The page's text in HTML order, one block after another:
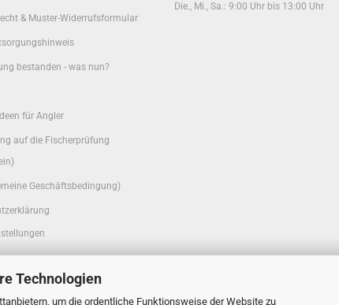
Technologien
um die ordentliche Funktionsweise der Website zu
& Muster-Widerrufsformular
bestanden - was nun?
für Angler
auf die Fischerprüfung
Geschäftsbedingung)
Die., Mi., Sa.: 9:00 Uhr bis 13:00 Uhr